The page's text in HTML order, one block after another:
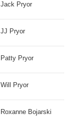
Jack Pryor
JJ Pryor
Patty Pryor
Will Pryor
Roxanne Bojarski